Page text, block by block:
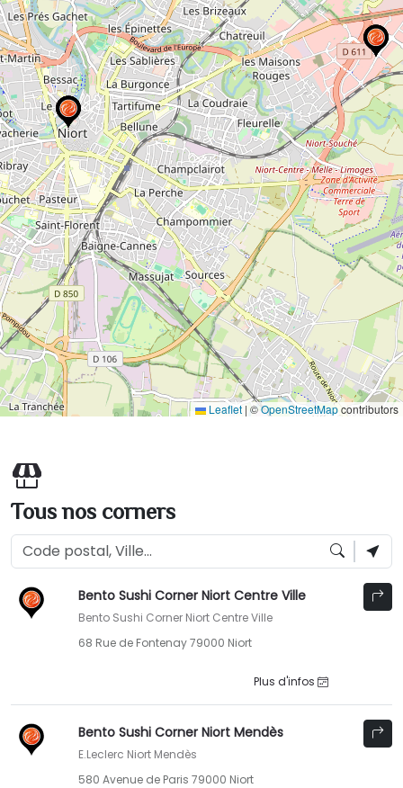
Tous nos corners
Bento Sushi Corner Niort Centre Ville
Bento Sushi Corner Niort Centre Ville
68 Rue de Fontenay 79000 Niort
Plus d'infos
Bento Sushi Corner Niort Mendès
E.Leclerc Niort Mendès
580 Avenue de Paris 79000 Niort
Leaflet | ©OpenStreetMapcontributors